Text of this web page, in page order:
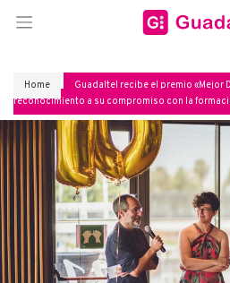
Home
Guadaltel recibe el premio «Mejor
reconocimiento a su compromiso con la